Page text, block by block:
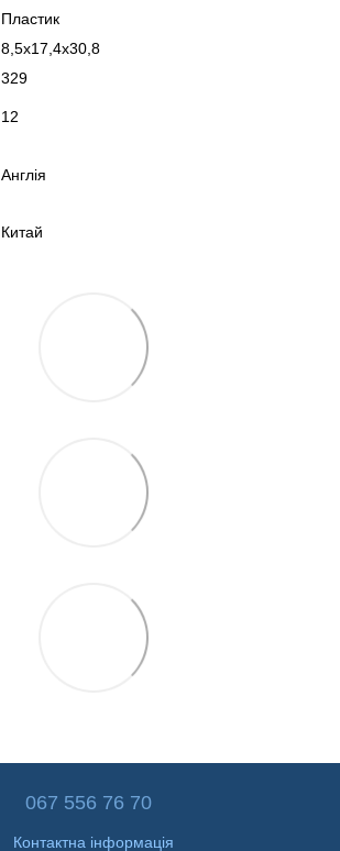
Пластик
8,5x17,4x30,8
329
12
Англія
Китай
067 556 76 70
Контактна інформація